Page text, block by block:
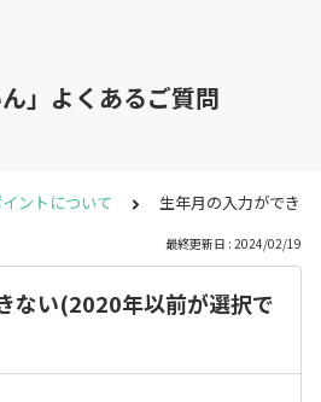
ん」よくあるご質問
ントについて 生年月の入力ができ
最終更新日 : 2024/02/19
ない(2020年以前が選択で